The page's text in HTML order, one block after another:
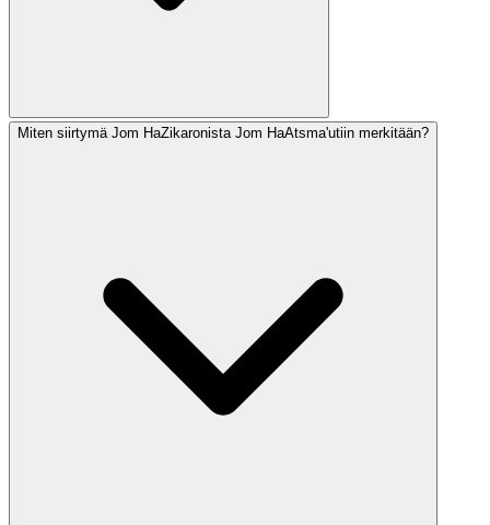
Miten siirtymä Jom HaZikaronista Jom HaAtsma'utiin merkitään?